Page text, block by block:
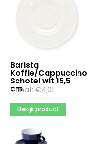
Barista
Koffie/Cappuccino
Schotel wit 15,5
cm
Vanaf: €4,01
Bekijk product